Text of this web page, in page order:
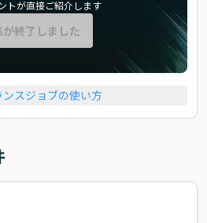
トが直接ご紹介します
が終了しました
ンスジョブの使い方